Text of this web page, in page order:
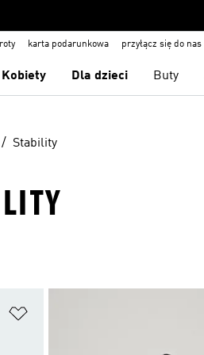
karta podarunkowa przyłącz się do nas
Kobiety Dla dzieci Buty
Stability